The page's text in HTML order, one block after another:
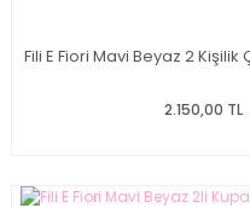
Fili E Fiori Mavi Beyaz 2 Kişilik
2.150,00 TL